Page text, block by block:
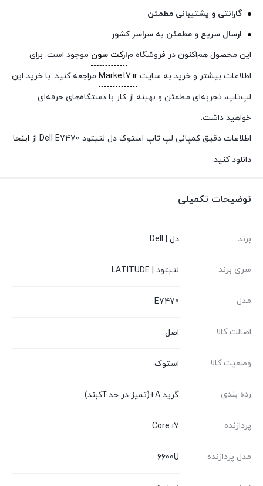
گارانتی و پشتیبانی مطمئن
ارسال سریع و مطمئن به سراسر کشور
این محصول هم‌اکنون در فروشگاه مارکت سون موجود است. برای
اطلاعات بیشتر و خرید به سایت Market7.ir مراجعه کنید. با خرید این
لپ‌تاپ، تجربه‌ای مطمئن و بهینه از کار با دستگاه‌های حرفه‌ای
خواهید داشت.
اطلاعات دقیق کمپانی لپ تاپ استوک دل لتیتود Dell E7470 از
اینجا
دانلود کنید.
توضیحات تکمیلی
برند دل | Dell
سری برند لتیتود | LATITUDE
مدل E7470
اصالت کالا اصل
وضعیت کالا استوک
رده بندی گرید A+(تمیز در حد آکبند)
پردازنده Core i7
مدل پردازنده 6600U